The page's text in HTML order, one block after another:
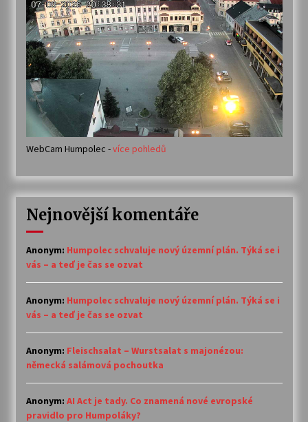
WebCam Humpolec -více pohledů
Nejnovější komentáře
Anonym: Humpolec schvaluje nový územní plán. Týká se i
vás – a teď je čas se ozvat
Anonym: Humpolec schvaluje nový územní plán. Týká se i
vás – a teď je čas se ozvat
Anonym: Fleischsalat – Wurstsalat s majonézou:
německá salámová pochoutka
Anonym: AI Act je tady. Co znamená nové evropské
pravidlo pro Humpoláky?